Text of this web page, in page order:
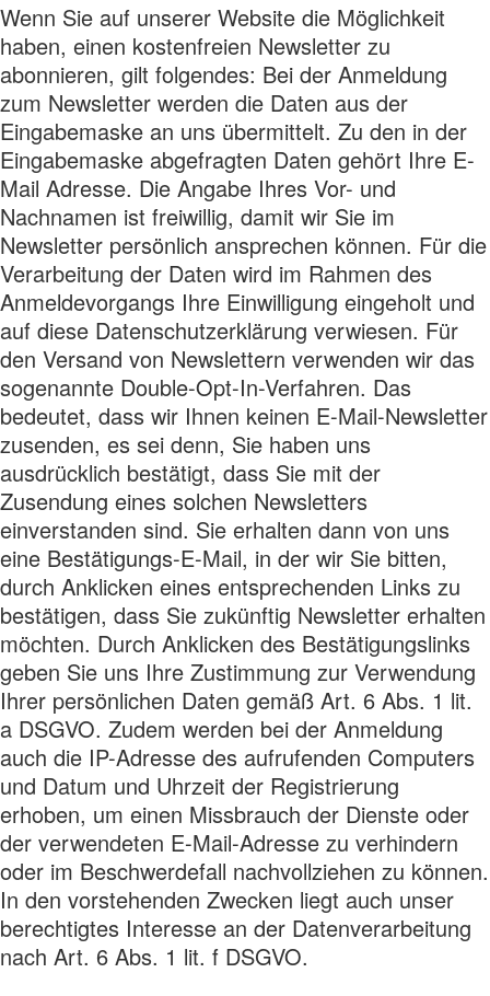
Wenn Sie auf unserer Website die Möglichkeit
haben, einen kostenfreien Newsletter zu
abonnieren, gilt folgendes: Bei der Anmeldung
zum Newsletter werden die Daten aus der
Eingabemaske an uns übermittelt. Zu den in der
Eingabemaske abgefragten Daten gehört Ihre E-
Mail Adresse. Die Angabe Ihres Vor- und
Nachnamen ist freiwillig, damit wir Sie im
Newsletter persönlich ansprechen können. Für die
Verarbeitung der Daten wird im Rahmen des
Anmeldevorgangs Ihre Einwilligung eingeholt und
auf diese Datenschutzerklärung verwiesen. Für
den Versand von Newslettern verwenden wir das
sogenannte Double-Opt-In-Verfahren. Das
bedeutet, dass wir Ihnen keinen E-Mail-Newsletter
zusenden, es sei denn, Sie haben uns
ausdrücklich bestätigt, dass Sie mit der
Zusendung eines solchen Newsletters
einverstanden sind. Sie erhalten dann von uns
eine Bestätigungs-E-Mail, in der wir Sie bitten,
durch Anklicken eines entsprechenden Links zu
bestätigen, dass Sie zukünftig Newsletter erhalten
möchten. Durch Anklicken des Bestätigungslinks
geben Sie uns Ihre Zustimmung zur Verwendung
Ihrer persönlichen Daten gemäß Art. 6 Abs. 1 lit.
a DSGVO. Zudem werden bei der Anmeldung
auch die IP-Adresse des aufrufenden Computers
und Datum und Uhrzeit der Registrierung
erhoben, um einen Missbrauch der Dienste oder
der verwendeten E-Mail-Adresse zu verhindern
oder im Beschwerdefall nachvollziehen zu können.
In den vorstehenden Zwecken liegt auch unser
berechtigtes Interesse an der Datenverarbeitung
nach Art. 6 Abs. 1 lit. f DSGVO.